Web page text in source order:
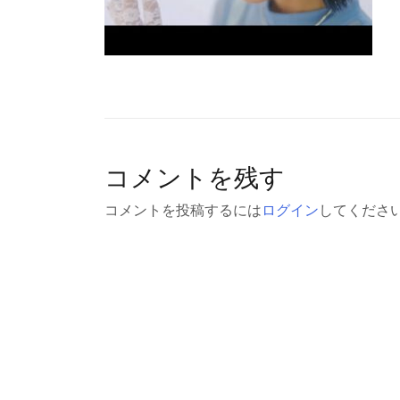
コメントを残す
コメントを投稿するには ログイン してくださ